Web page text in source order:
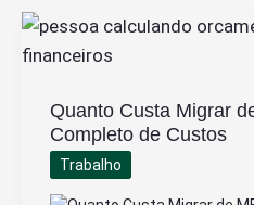
Quanto Custa Migrar
Completo de Custos
Trabalho